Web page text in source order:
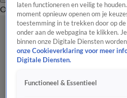
OverzichtRegioUitzendingenWeer
laten functioneren en veilig te
moment opnieuw openen om je
toestemming in te trekken door op
onder aan de webpagina te klikken.
binnen onze Digitale Diensten
onze Cookieverklaring voor meer
Digitale Diensten.
Functioneel & Essentieel